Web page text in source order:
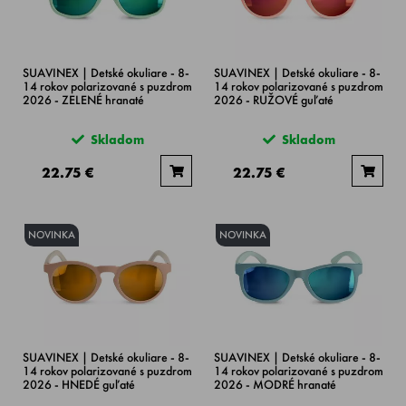
SUAVINEX | Detské okuliare - 8-
14 rokov polarizované s puzdrom
2026 - ZELENÉ hranaté
Skladom
22.75 €
SUAVINEX | Detské okuliare - 8-
14 rokov polarizované s puzdrom
2026 - RUŽOVÉ guľaté
Skladom
22.75 €
NOVINKA
SUAVINEX | Detské okuliare - 8-
14 rokov polarizované s puzdrom
2026 - HNEDÉ guľaté
NOVINKA
SUAVINEX | Detské okuliare - 8-
14 rokov polarizované s puzdrom
2026 - MODRÉ hranaté